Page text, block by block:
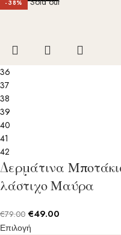
-38%
36
37
38
39
40
41
42
Δερμάτινα
λάστιχο Μαύρα
€79.00 €49.00
Επιλογή